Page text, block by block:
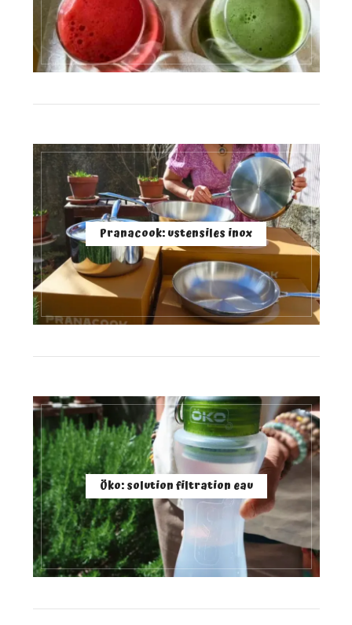
Pranacook: ustensiles inox
Öko: solution filtration eau